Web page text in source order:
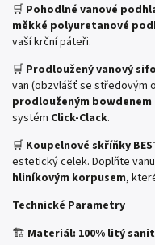
🛒 Pohodlné vanové
měkké polyuretanové
vaší krční páteři.
🛒 Prodloužený vanový
van (obzvlášť se středovým
prodlouženým bowdenem
systém Click-Clack.
🛒 Koupelnové skříňky
estetický celek. Doplňte
hliníkovým korpusem,
Technické Parametry
🏗️ Materiál: 100% litý